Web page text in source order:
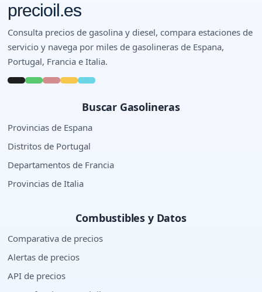
precioil.es
Consulta precios de gasolina y diesel, compara estaciones de
servicio y navega por miles de gasolineras de Espana,
Portugal, Francia e Italia.
Buscar Gasolineras
Provincias de Espana
Distritos de Portugal
Departamentos de Francia
Provincias de Italia
Combustibles y Datos
Comparativa de precios
Alertas de precios
API de precios